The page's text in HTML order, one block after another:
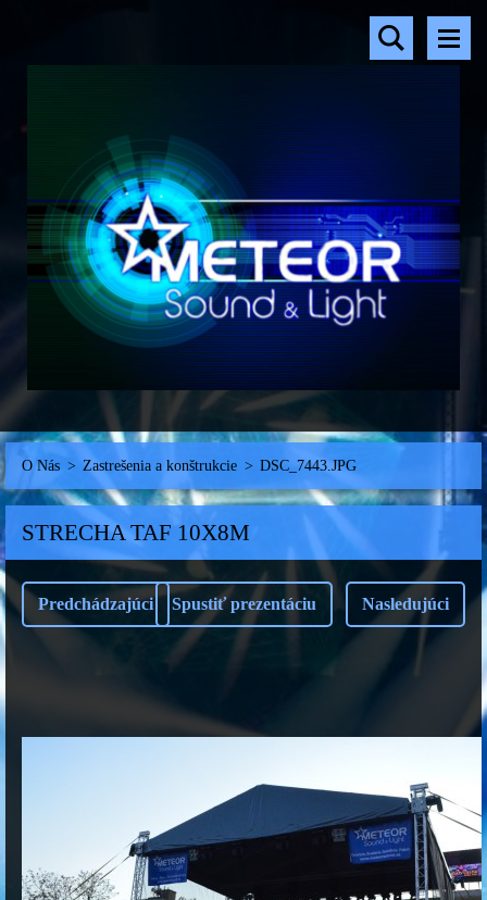
O Nás > Zastrešenia a konštrukcie > DSC_7443.JPG
STRECHA TAF 10X8M
Predchádzajúci Spustiť prezentáciu Nasledujúci